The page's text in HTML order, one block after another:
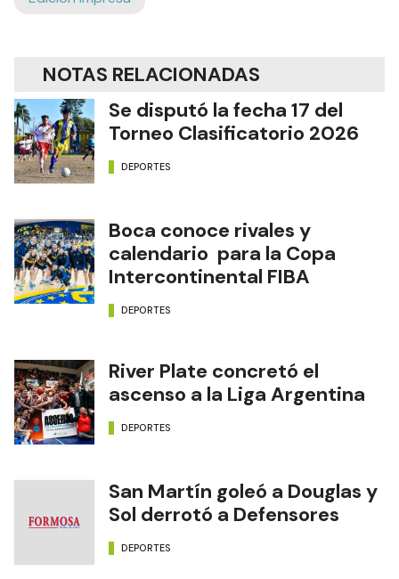
NOTAS RELACIONADAS
Se disputó la fecha 17 del
Torneo Clasificatorio 2026
DEPORTES
Boca conoce rivales y
calendario para la Copa
Intercontinental FIBA
DEPORTES
River Plate concretó el
ascenso a la Liga Argentina
DEPORTES
San Martín goleó a Douglas y
Sol derrotó a Defensores
DEPORTES